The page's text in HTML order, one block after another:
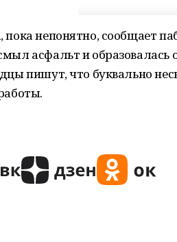
непонятно, сообщает
асфальт и образовалась
пишут, что буквально